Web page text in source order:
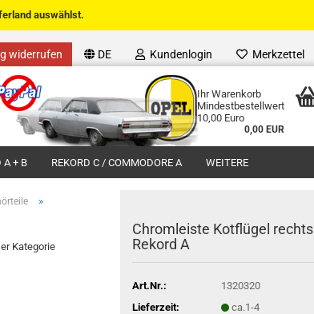
widerrufen DE Kundenlogin Merkzettel
Ihr Warenkorb
Mindestbestellwert
10,00 Euro
0,00 EUR
auswählst.
A + B REKORD C / COMMODORE A WEITERE
»
Kategorie
Chromleiste Kotflügel rechts
Rekord A
Art.Nr.:
1320320
Lieferzeit:
ca.1-4